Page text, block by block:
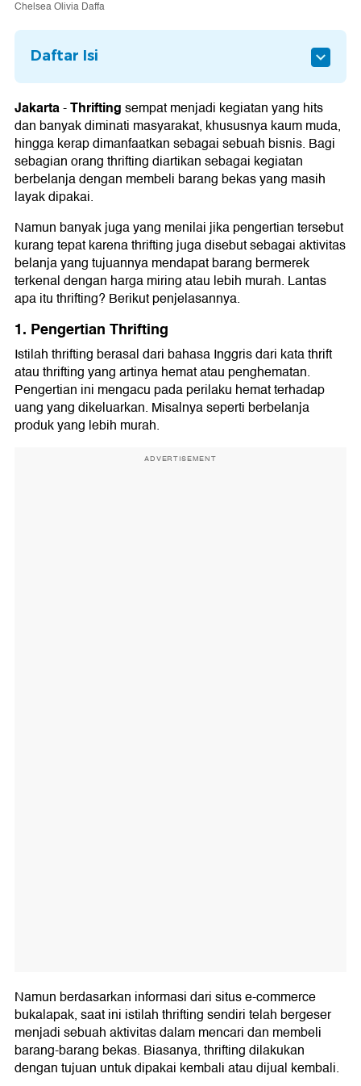
Chelsea Olivia Daffa
Daftar Isi
1. Harga Lebih Terjangkau
2. Kualitas Bagus
3. Barang Bermerek
4. Sensasi Memburu
3. Kekurangan Belanja Thrifting
1. Sulit Dapat Barang Sempurna
2. Tak Ada Retur
3. Merek Palsu
4. Tips Melakukan Thrifting
1. Tentukan Barang dan Model
2. Teliti dan Sabar
3. Menawar Harga
4. Segera Dicuci atau Dibersihkan
Jakarta-Thriftingsempat menjadi kegiatan yang hits
dan banyak diminati masyarakat, khususnya kaum muda,
hingga kerap dimanfaatkan sebagai sebuah bisnis. Bagi
sebagian orang thrifting diartikan sebagai kegiatan
berbelanja dengan membeli barang bekas yang masih
layak dipakai.
Namun banyak juga yang menilai jika pengertian tersebut
kurang tepat karena thrifting juga disebut sebagai aktivitas
belanja yang tujuannya mendapat barang bermerek
terkenal dengan harga miring atau lebih murah. Lantas
apa itu thrifting? Berikut penjelasannya.
1. Pengertian Thrifting
Istilah thrifting berasal dari bahasa Inggris dari kata thrift
atau thrifting yang artinya hemat atau penghematan.
Pengertian ini mengacu pada perilaku hemat terhadap
uang yang dikeluarkan. Misalnya seperti berbelanja
produk yang lebih murah.
ADVERTISEMENT
Namun berdasarkan informasi dari situs e-commerce
bukalapak, saat ini istilah thrifting sendiri telah bergeser
menjadi sebuah aktivitas dalam mencari dan membeli
barang-barang bekas. Biasanya, thrifting dilakukan
dengan tujuan untuk dipakai kembali atau dijual kembali.